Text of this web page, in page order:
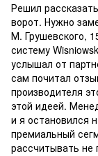
Решил
ворот. Нужно
М. Грушевского,
систему
услышал от
сам почитал
производителя
этой идеей.
и я остановился
премиальный
рассчитывать не